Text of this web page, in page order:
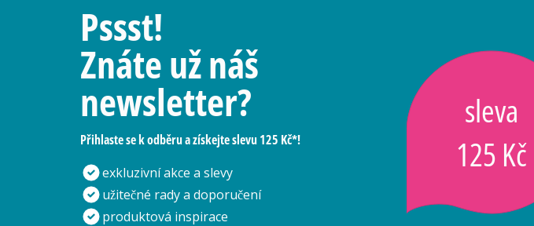
Pssst!
Znáte už náš
newsletter?
Přihlaste se k odběru a získejte slevu 125 Kč*!
exkluzivní akce a slevy
užitečné rady a doporučení
produktová inspirace
sleva
125 Kč